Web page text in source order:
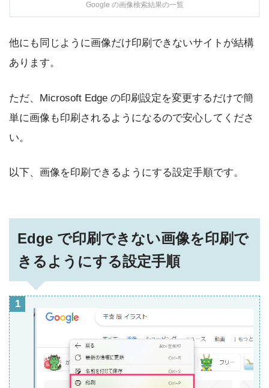
Google の画像検索結果の一覧
他にも同じように画像だけ印刷できないサイトが結構
あります。
ただ、Microsoft Edge の印刷設定を変更するだけで簡
単に画像も印刷されるようになるので安心してくださ
い。
以下、画像を印刷できるようにする設定手順です。
Edge で印刷できない画像を印刷で
きるようにする設定手順